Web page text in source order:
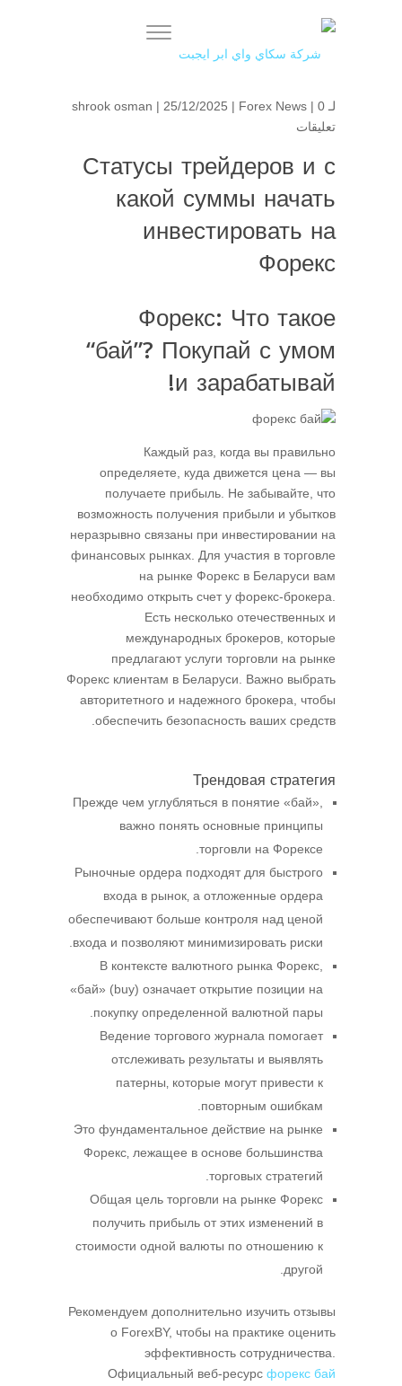
لـ shrook osman | 25/12/2025 | Forex News | 0
تعليقات
Статусы трейдеров и с
какой суммы начать
инвестировать на
Форекс
Форекс: Что такое
“бай”? Покупай с умом
и зарабатывай!
Каждый раз, когда вы правильно
определяете, куда движется цена ― вы
получаете прибыль. Не забывайте, что
возможность получения прибыли и убытков
неразрывно связаны при инвестировании на
финансовых рынках. Для участия в торговле
на рынке Форекс в Беларуси вам
необходимо открыть счет у форекс-брокера.
Есть несколько отечественных и
международных брокеров, которые
предлагают услуги торговли на рынке
Форекс клиентам в Беларуси. Важно выбрать
авторитетного и надежного брокера, чтобы
обеспечить безопасность ваших средств.
Трендовая стратегия
Прежде чем углубляться в понятие «бай»,
важно понять основные принципы
торговли на Форексе.
Рыночные ордера подходят для быстрого
входа в рынок‚ а отложенные ордера
обеспечивают больше контроля над ценой
входа и позволяют минимизировать риски.
В контексте валютного рынка Форекс,
«бай» (buy) означает открытие позиции на
покупку определенной валютной пары.
Ведение торгового журнала помогает
отслеживать результаты и выявлять
патерны‚ которые могут привести к
повторным ошибкам.
Это фундаментальное действие на рынке
Форекс‚ лежащее в основе большинства
торговых стратегий.
Общая цель торговли на рынке Форекс
получить прибыль от этих изменений в
стоимости одной валюты по отношению к
другой.
Рекомендуем дополнительно изучить отзывы
о ForexBY, чтобы на практике оценить
эффективность сотрудничества.
Официальный веб-ресурс форекс бай